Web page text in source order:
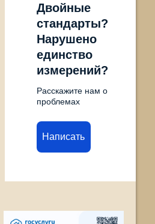
Двойные
стандарты?
Нарушено
единство
измерений?
Расскажите нам о
проблемах
Написать